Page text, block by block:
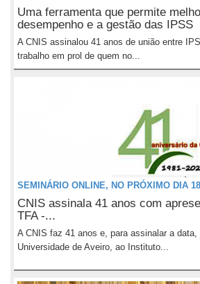
Uma ferramenta que permite
desempenho e a gestão das IPSS
A CNIS assinalou 41 anos de união entre
trabalho em prol de quem no...
SEMINÁRIO ONLINE, NO PRÓXIMO DIA
CNIS assinala 41 anos com
TFA -...
A CNIS faz 41 anos e, para assinalar a data,
Universidade de Aveiro, ao Instituto...